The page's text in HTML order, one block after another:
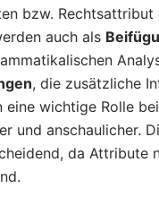
bzw.
auch als
, die zusätzliche
eine wichtige Rolle
und anschaulicher.
da Attribute